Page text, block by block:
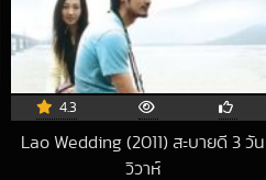
4.3
Lao Wedding (2011) สะบายดี 3 วัน
วิวาห์